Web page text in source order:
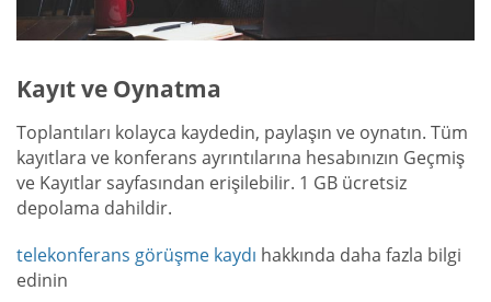
Kayıt ve Oynatma
Toplantıları kolayca kaydedin, paylaşın ve oynatın. Tüm
kayıtlara ve konferans ayrıntılarına hesabınızın Geçmiş
ve Kayıtlar sayfasından erişilebilir. 1 GB ücretsiz
depolama dahildir.
telekonferans görüşme kaydı hakkında daha fazla bilgi
edinin